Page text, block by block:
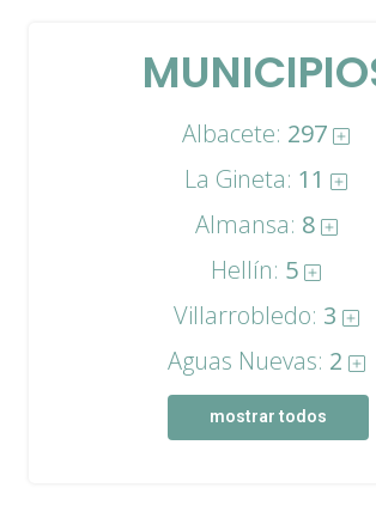
Albacete: 297
La Gineta: 11
Almansa: 8
Hellín: 5
Villarrobledo: 3
Aguas Nuevas: 2
mostrar todos